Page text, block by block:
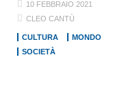
10 FEBBRAIO 2021
CLEO CANTÙ
CULTURA
MONDO
SOCIETÀ